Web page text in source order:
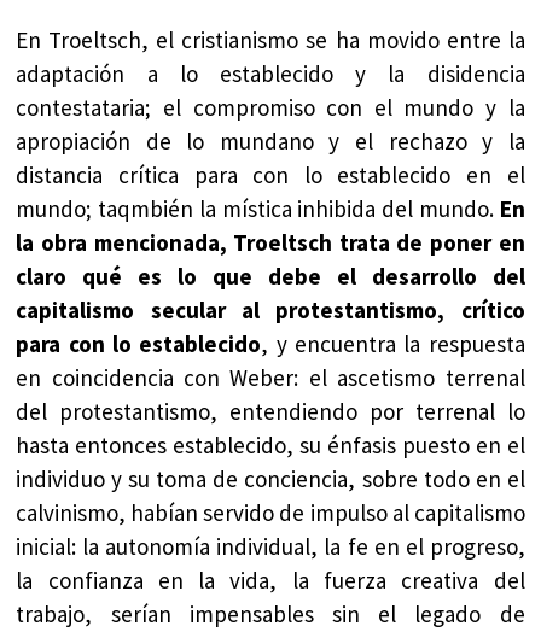
En Troeltsch, el cristianismo se ha movido entre la
adaptación a lo establecido y la disidencia
contestataria; el compromiso con el mundo y la
apropiación de lo mundano y el rechazo y la
distancia crítica para con lo establecido en el
mundo; taqmbién la mística inhibida del mundo. En
la obra mencionada, Troeltsch trata de poner en
claro qué es lo que debe el desarrollo del
capitalismo secular al protestantismo, crítico
para con lo establecido, y encuentra la respuesta
en coincidencia con Weber: el ascetismo terrenal
del protestantismo, entendiendo por terrenal lo
hasta entonces establecido, su énfasis puesto en el
individuo y su toma de conciencia, sobre todo en el
calvinismo, habían servido de impulso al capitalismo
inicial: la autonomía individual, la fe en el progreso,
la confianza en la vida, la fuerza creativa del
trabajo, serían impensables sin el legado de